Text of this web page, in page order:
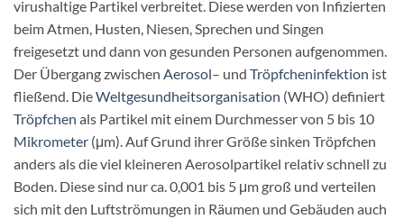
virushaltige Partikel verbreitet. Diese werden von Infizierten
beim Atmen, Husten, Niesen, Sprechen und Singen
freigesetzt und dann von gesunden Personen aufgenommen.
Der Übergang zwischen Aerosol– und Tröpfcheninfektion ist
fließend. DieWeltgesundheitsorganisation (WHO) definiert
Tröpfchen als Partikel mit einem Durchmesser von 5 bis 10
Mikrometer (μm). Auf Grund ihrer Größe sinken Tröpfchen
anders als die viel kleineren Aerosolpartikel relativ schnell zu
Boden. Diese sind nur ca. 0,001 bis 5 μm groß und verteilen
sich mit den Luftströmungen in Räumen und Gebäuden auch